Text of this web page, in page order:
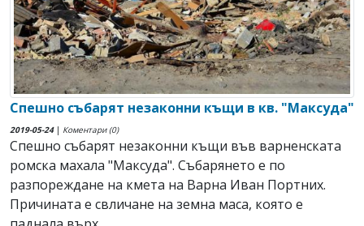
Спешно събарят незаконни къщи в кв. "Максуда"
2019-05-24| Коментари (0)
Спешно събарят незаконни къщи във варненската
ромска махала "Максуда". Събарянето е по
разпореждане на кмета на Варна Иван Портних.
Причината е свличане на земна маса, която е